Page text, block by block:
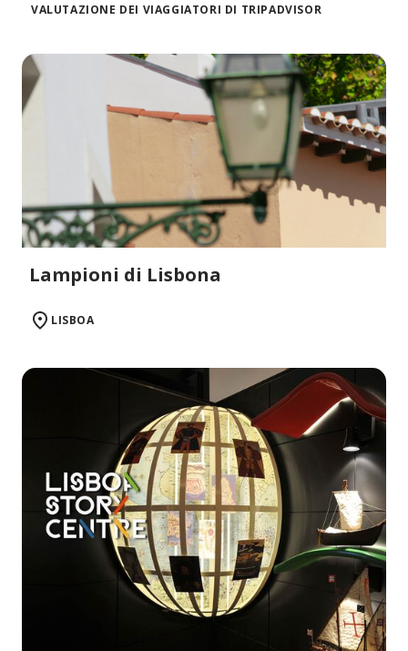
VALUTAZIONE DEI VIAGGIATORI DI TRIPADVISOR
Lampioni di Lisbona
LISBOA